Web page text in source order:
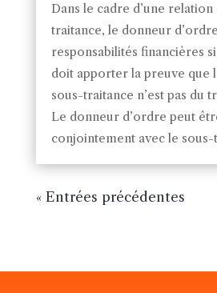
Dans le cadre d’une relation
traitance, le donneur
responsabilités financières
doit apporter la preuve que
sous-traitance n’est pas du
Le donneur d’ordre peut
conjointement avec le
« Entrées précédentes